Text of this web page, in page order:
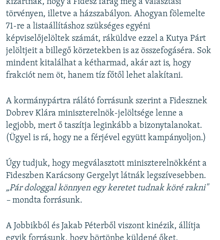
törvényen, illetve a házszabályon. Ahogyan fölemelte
71-re a listaállításhoz szükséges egyéni
képviselőjelöltek számát, ráküldve ezzel a Kutya Párt
jelöltjeit a billegő körzetekben is az összefogáséra. Sok
mindent kitalálhat a kétharmad, akár azt is, hogy
frakciót nem öt, hanem tíz főtől lehet alakítani.
A kormánypártra rálátó forrásunk szerint a Fidesznek
Dobrev Klára miniszterelnök-jelöltsége lenne a
legjobb, mert ő taszítja leginkább a bizonytalanokat.
(Ügyel is rá, hogy ne a férjével együtt kampányoljon.)
Úgy tudjuk, hogy megválasztott miniszterelnökként a
Fideszben Karácsony Gergelyt látnák legszívesebben.
„Pár dologgal könnyen egy keretet tudnak köré rakni"
– mondta forrásunk.
A Jobbikból és Jakab Péterből viszont kinézik, állítja